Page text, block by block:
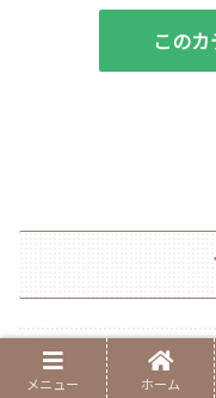
この
【
メニュー ホーム